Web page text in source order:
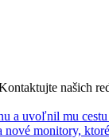
našich
a uvoľnil mu cestu
monitory,